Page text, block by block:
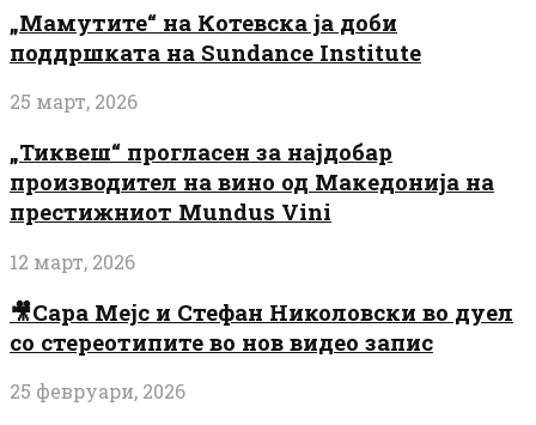
„Мамутите“ на Котевска ја доби
поддршката на Sundance Institute
25 март, 2026
„Тиквеш“ прогласен за најдобар
производител на вино од Македонија на
престижниот Mundus Vini
12 март, 2026
🎥Сара Мејс и Стефан Николовски во дуел
со стереотипите во нов видео запис
25 февруари, 2026